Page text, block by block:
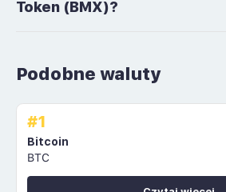
Token (BMX)?
Podobne waluty
#1
Bitcoin
BTC